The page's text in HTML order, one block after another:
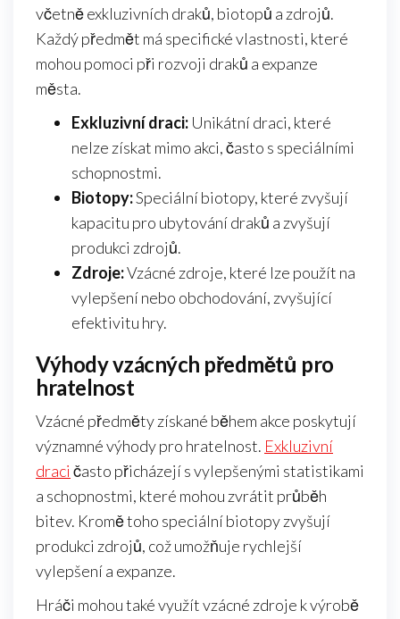
včetně exkluzivních draků, biotopů a zdrojů.
Každý předmět má specifické vlastnosti, které
mohou pomoci při rozvoji draků a expanze
města.
Exkluzivní draci: Unikátní draci, které
nelze získat mimo akci, často s speciálními
schopnostmi.
Biotopy:Speciální biotopy, které zvyšují
kapacitu pro ubytování draků a zvyšují
produkci zdrojů.
Zdroje:Vzácné zdroje, které lze použít na
vylepšení nebo obchodování, zvyšující
efektivitu hry.
Výhody vzácných předmětů pro
hratelnost
Vzácné předměty získané během akce poskytují
významné výhody pro hratelnost. Exkluzivní
draci často přicházejí s vylepšenými statistikami
a schopnostmi, které mohou zvrátit průběh
bitev. Kromě toho speciální biotopy zvyšují
produkci zdrojů, což umožňuje rychlejší
vylepšení a expanze.
Hráči mohou také využít vzácné zdroje k výrobě